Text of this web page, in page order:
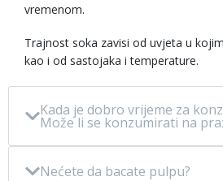
vremenom.
Trajnost soka zavisi od uvjeta u
kao i od sastojaka i temperature.
Kada je dobro vrijeme za
Može li se konzumirati na
Nećete da bacate pulpu?